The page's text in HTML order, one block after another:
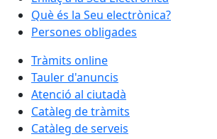
Què és la Seu electrònica?
Persones obligades
Tràmits online
Tauler d'anuncis
Atenció al ciutadà
Catàleg de tràmits
Catàleg de serveis